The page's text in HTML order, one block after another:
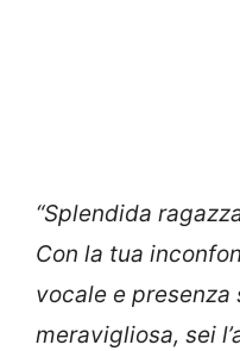
“Splendida
Con la tua
vocale e presenza
meravigliosa, sei